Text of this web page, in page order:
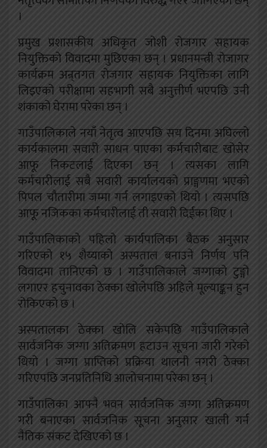
।
प्रमुख प्रशासकीय अधिकृत जोशी रोजगार सहायक
नियुक्तिको विवादमा मुछिएका छन् । प्रधानमन्त्री रोजागर
कार्यक्रम अन्र्तगत रोजगार सहायक नियुक्तिका लागि
लिइएको परीक्षामा सहभागी सबै अनुत्तीर्ण भएपछि उनी
शंकाको घेरामा परेका छन् ।
गाउँपालिकाले नयाँ नेतृत्व आएपछि सय दिनमा अघिल्लो
कार्यकालमा सवारी साधन पाएका कर्मचारीबाट खोसेर
आफू निकटलाई दिएका छन् । त्यसका लागि
कर्मचारीलाई सबै सवारी कार्यालयको प्राङ्गणमा भएको
पिपल चौतारीमा जम्मा गर्न लगाइएको थियो । त्यसपछि
आफू नजिकका कर्मचारीलाई ती सवारी दिईका थिए ।
गाउँपालिकाको पहिलो कार्यपालिका बैठक अनुसार
गरिएको १५ शैय्याको अस्पताल बनाउने निर्णय पनि
विवादमा तानिएको छ । गाउँपालिकाले जग्गाको टुङ्गो
लगाएर हचुनावका ठेक्का खोलेपछि अहिले मूल्याङ्कन हुन
रोकिएको छ ।
अस्पतालका ठेक्का खोलि सकेपछि गाउँपालिकाले
सार्वजनिक जग्गा अतिक्रमण हटाउन सूचना जारी गरेको
थियो । जग्गा प्राप्तिको प्रक्रिया थालनी नगरी ठेक्का
गरिएपछि जनप्रतिनिधि आलोचनामा परेका छन् ।
गाउँपालिका आफ्नै भवन सार्वजनिक जग्गा अतिक्रमण
गरी बनाएका सार्वजनिक सूचना अनुसार खाली गर्न
नैतिक संकट देखिएको छ ।